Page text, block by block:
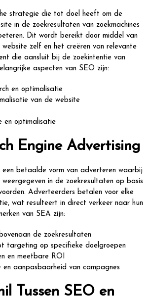
strategie die tot doel heeft om de
in de zoekresultaten van zoekmachines
Dit wordt bereikt door middel van
zelf en het creëren van relevante
die aansluit bij de zoekintentie van
aspecten van SEO zijn:
en optimalisatie
van de website
en optimalisatie
Engine Advertising
een betaalde vorm van adverteren waarbij
in de zoekresultaten op basis
Adverteerders betalen voor elke
wat resulteert in direct verkeer naar hun
van SEA zijn:
de zoekresultaten
targeting op specifieke doelgroepen
en meetbare ROI
en aanpasbaarheid van campagnes
Tussen SEO en